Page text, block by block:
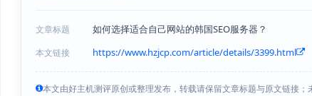
文章标题 如何选择适合自己网站的韩国SEO服务器？
本文链接 https://www.hzjcp.com/article/details/3399.html
本文由好主机测评原创或整理发布，转载请保留文章标题与原文链接；